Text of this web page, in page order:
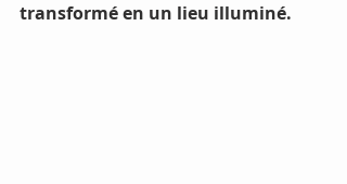
transformé en un lieu illuminé.